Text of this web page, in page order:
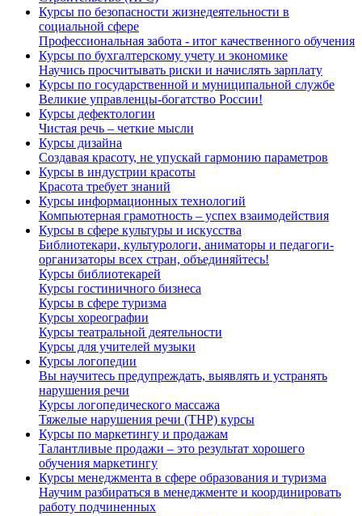
Курсы по безопасности жизнедеятельности в
социальной сфере
Профессиональная забота - итог качественного обучения
Курсы по бухгалтерскому учету и экономике
Научись просчитывать риски и начислять зарплату
Курсы по государственной и муниципальной службе
Великие управленцы-богатство России!
Курсы дефектологии
Чистая речь – четкие мысли
Курсы дизайна
Создавая красоту, не упускай гармонию параметров
Курсы в индустрии красоты
Красота требует знаний
Курсы информационных технологий
Компьютерная грамотность – успех взаимодействия
Курсы в сфере культуры и искусства
Библиотекари, культурологи, аниматоры и педагоги-
организаторы всех стран, объединяйтесь!
Курсы библиотекарей
Курсы гостиничного бизнеса
Курсы в сфере туризма
Курсы хореографии
Курсы театральной деятельности
Курсы для учителей музыки
Курсы логопедии
Вы научитесь предупреждать, выявлять и устранять
нарушения речи
Курсы логопедического массажа
Тяжелые нарушения речи (ТНР) курсы
Курсы по маркетингу и продажам
Талантливые продажи – это результат хорошего
обучения маркетингу
Курсы менеджмента в сфере образования и туризма
Научим разбираться в менеджменте и координировать
работу подчиненных